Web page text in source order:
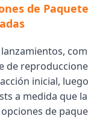
de
de
inicial,
a medida que
de